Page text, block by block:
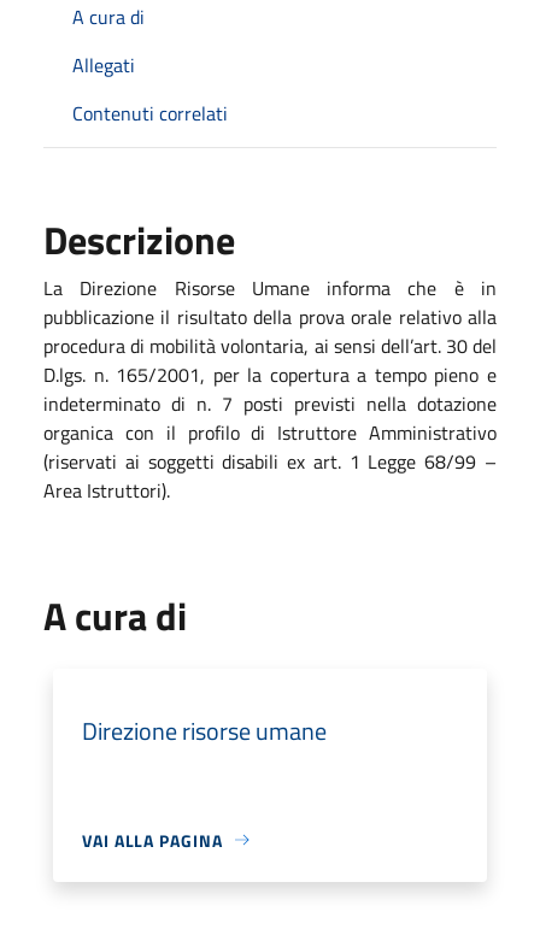
A cura di
Allegati
Contenuti correlati
Descrizione
La Direzione Risorse Umane informa che è in
pubblicazione il risultato della prova orale relativo alla
procedura di mobilità volontaria, ai sensi dell’art. 30 del
D.lgs. n. 165/2001, per la copertura a tempo pieno e
indeterminato di n. 7 posti previsti nella dotazione
organica con il profilo di Istruttore Amministrativo
(riservati ai soggetti disabili ex art. 1 Legge 68/99 –
Area Istruttori).
A cura di
Direzione risorse umane
VAI ALLA PAGINA